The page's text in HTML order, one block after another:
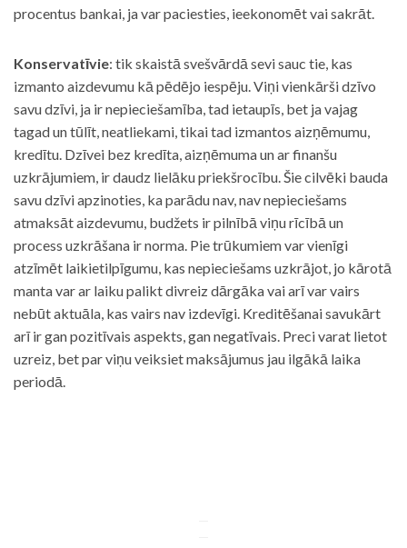
procentus bankai, ja var paciesties, ieekonomēt vai sakrāt.
Konservatīvie: tik skaistā svešvārdā sevi sauc tie, kas
izmanto aizdevumu kā pēdējo iespēju. Viņi vienkārši dzīvo
savu dzīvi, ja ir nepieciešamība, tad ietaupīs, bet ja vajag
tagad un tūlīt, neatliekami, tikai tad izmantos aizņēmumu,
kredītu. Dzīvei bez kredīta, aizņēmuma un ar finanšu
uzkrājumiem, ir daudz lielāku priekšrocību. Šie cilvēki bauda
savu dzīvi apzinoties, ka parādu nav, nav nepieciešams
atmaksāt aizdevumu, budžets ir pilnībā viņu rīcībā un
process uzkrāšana ir norma. Pie trūkumiem var vienīgi
atzīmēt laikietilpīgumu, kas nepieciešams uzkrājot, jo kārotā
manta var ar laiku palikt divreiz dārgāka vai arī var vairs
nebūt aktuāla, kas vairs nav izdevīgi. Kreditēšanai savukārt
arī ir gan pozitīvais aspekts, gan negatīvais. Preci varat lietot
uzreiz, bet par viņu veiksiet maksājumus jau ilgākā laika
periodā.